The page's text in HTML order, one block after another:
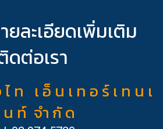
ยละเอียดเพิ่มเติม
ดต่อเรา
ท เ อ็ น เ ท อ ร์ เ ท น เ
น ท์ จำ กั ด